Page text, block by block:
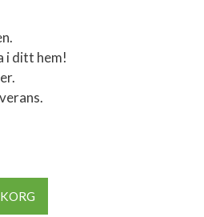
i ditt hem!